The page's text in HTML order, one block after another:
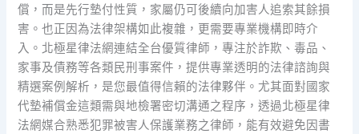
償，而是先行墊付性質，家屬仍可後續向加害人追索其餘損
害。也正因為法律架構如此複雜，更需要專業機構即時介
入。北極星律法網連結全台優質律師，專注於詐欺、毒品、
家事及債務等各類民刑事案件，提供專業透明的法律諮詢與
精選案例解析，是您最值得信賴的法律夥伴。尤其面對國家
代墊補償金這類需與地檢署密切溝通之程序，透過北極星律
法網媒合熟悉犯罪被害人保護業務之律師，能有效避免因書